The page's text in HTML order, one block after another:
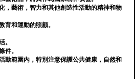
，藝術，智力和其他創造性活動的精神和物
育和運動的照顧。
。
件。
動範圍內，特別注意保護公共健康，自然和